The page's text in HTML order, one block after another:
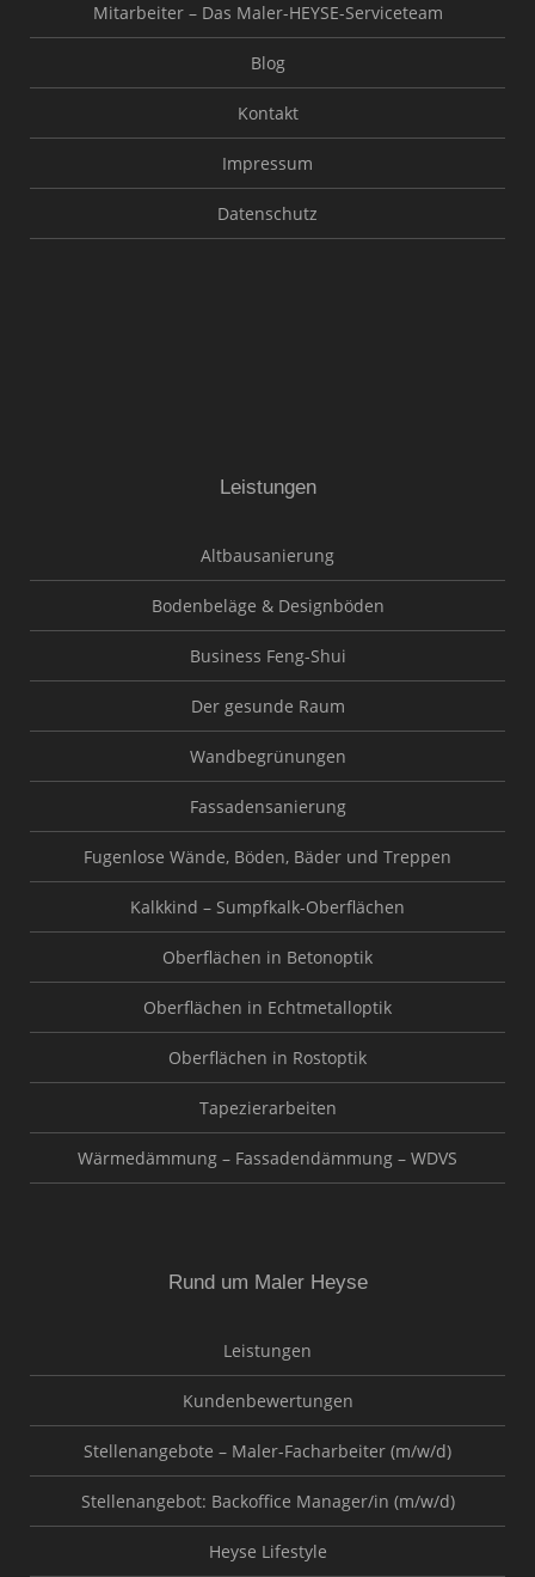
Mitarbeiter – Das Maler-HEYSE-Serviceteam
Blog
Kontakt
Impressum
Datenschutz
Leistungen
Altbausanierung
Bodenbeläge & Designböden
Business Feng-Shui
Der gesunde Raum
Wandbegrünungen
Fassadensanierung
Fugenlose Wände, Böden, Bäder und Treppen
Kalkkind – Sumpfkalk-Oberflächen
Oberflächen in Betonoptik
Oberflächen in Echtmetalloptik
Oberflächen in Rostoptik
Tapezierarbeiten
Wärmedämmung – Fassadendämmung – WDVS
Rund um Maler Heyse
Leistungen
Kundenbewertungen
Stellenangebote – Maler-Facharbeiter (m/w/d)
Stellenangebot: Backoffice Manager/in (m/w/d)
Heyse Lifestyle